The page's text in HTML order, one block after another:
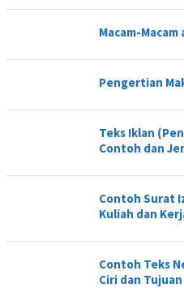
Macam-
Pengertian
Teks Iklan
Contoh dan
Contoh Surat
Kuliah dan
Contoh Teks
Ciri dan Tujuan